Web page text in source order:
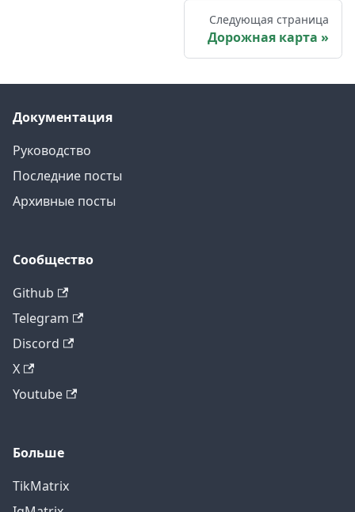
Следующая страница
Дорожная карта
Документация
Руководство
Последние посты
Архивные посты
Сообщество
Github
Telegram
Discord
X
Youtube
Больше
TikMatrix